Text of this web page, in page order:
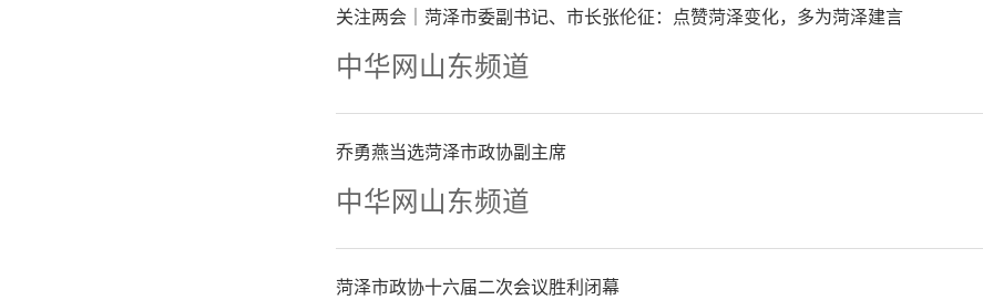
关注两会｜菏泽市委副书记、市长张伦征：点赞菏泽变化，多为菏泽建言
中华网山东频道
乔勇燕当选菏泽市政协副主席
中华网山东频道
菏泽市政协十六届二次会议胜利闭幕